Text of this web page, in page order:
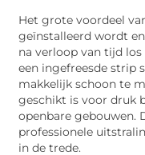
Het grote voordeel
geïnstalleerd wordt
na verloop van tijd
een ingefreesde strip
makkelijk schoon te
geschikt is voor druk
openbare gebouwen.
professionele
in de trede.